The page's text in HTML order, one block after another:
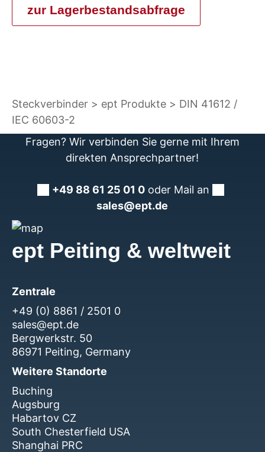
zur Lagerbestandsabfrage
Steckverbinder ept Produkte
DIN 41612 /
IEC 60603-2
Fragen? Wir verbinden Sie gerne mit Ihrem
direkten Ansprechpartner!
+49 88 61 25 01 0 oder Mail an
sales@ept.de
ept Peiting & weltweit
Zentrale
+49 (0) 8861 / 2501 0
sales@ept.de
Bergwerkstr. 50
86971 Peiting, Germany
Weitere Standorte
Buching
Augsburg
Habartov CZ
South Chesterfield USA
Shanghai PRC